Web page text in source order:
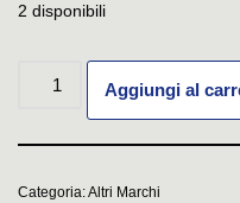
2 disponibili
Aggiungi al
Categoria:Altri Marchi